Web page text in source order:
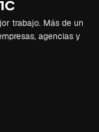
trabajo. Más de un
agencias y